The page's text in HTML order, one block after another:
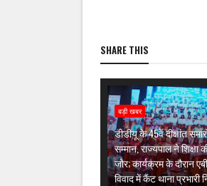
SHARE THIS
बड़ी खबर
डीडीयू के 45वें दीक्षांत
सम्मान, राज्यपाल ने शिक्षा
जोर; कार्यक्रम के दौरान
विवाद में कैंट थाना प्रभारी